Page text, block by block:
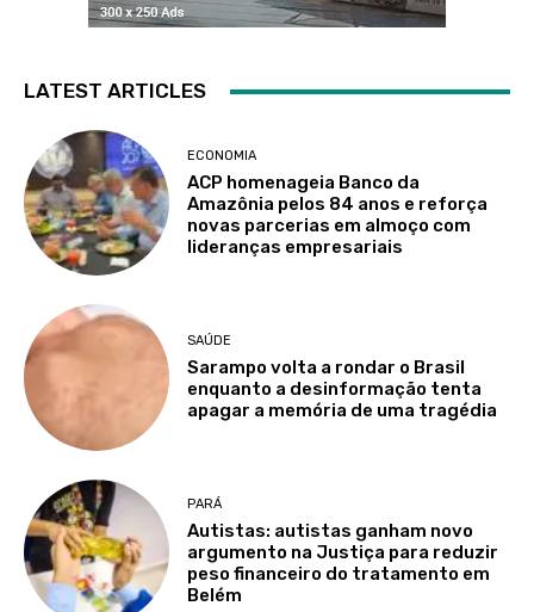
LATEST ARTICLES
ECONOMIA
ACP homenageia Banco da
Amazônia pelos 84 anos e reforça
novas parcerias em almoço com
lideranças empresariais
SAÚDE
Sarampo volta a rondar o Brasil
enquanto a desinformação tenta
apagar a memória de uma tragédia
PARÁ
Autistas: autistas ganham novo
argumento na Justiça para reduzir
peso financeiro do tratamento em
Belém